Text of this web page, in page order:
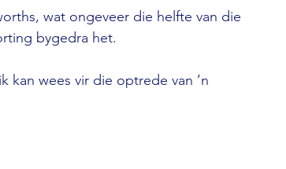
wat ongeveer die helfte van die
bygedra het.
kan wees vir die optrede van ’n